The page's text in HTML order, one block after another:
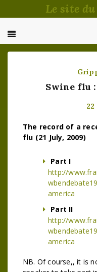
au
Le site
Swine flu
The record of a recent TV programme on swine
flu (21 July, 2009)
Part I
http://
america
Part II
http://
america
NB. Of course,, it is